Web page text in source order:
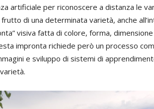
artificiale per riconoscere a distanza le
di una determinata varietà, anche
visiva fatta di colore, forma,
impronta richiede però un processo
e sviluppo di sistemi di